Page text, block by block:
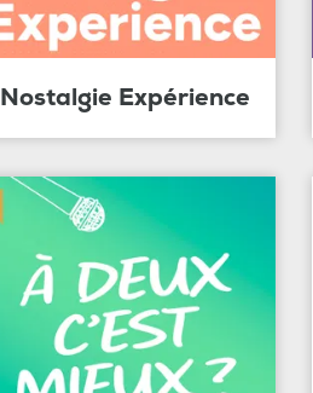
Nostalgie Expérience